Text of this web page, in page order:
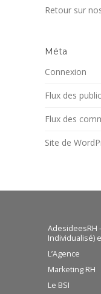
Retour sur
Méta
Connexion
Flux des
Flux des
Site de
AdesideesRH
Individualisé)
L’Agence
Marketing RH
Le BSI